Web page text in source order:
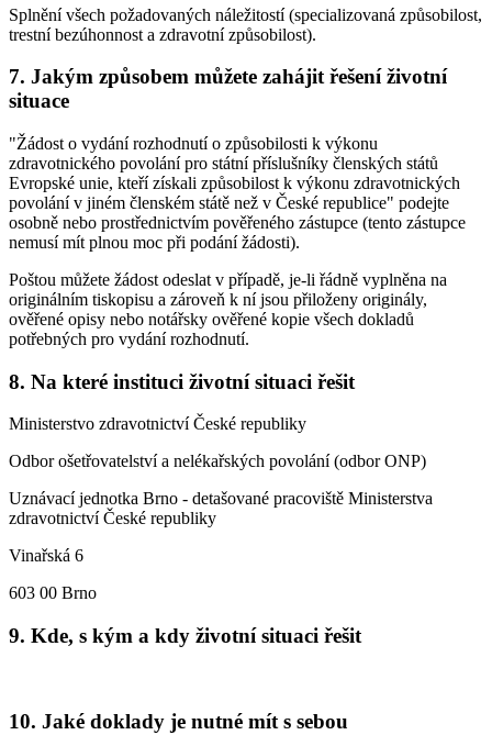
Splnění všech požadovaných náležitostí (specializovaná způsobilost,
trestní bezúhonnost a zdravotní způsobilost).
7. Jakým způsobem můžete zahájit řešení životní
situace
"Žádost o vydání rozhodnutí o způsobilosti k výkonu
zdravotnického povolání pro státní příslušníky členských států
Evropské unie, kteří získali způsobilost k výkonu zdravotnických
povolání v jiném členském státě než v České republice" podejte
osobně nebo prostřednictvím pověřeného zástupce (tento zástupce
nemusí mít plnou moc při podání žádosti).
Poštou můžete žádost odeslat v případě, je-li řádně vyplněna na
originálním tiskopisu a zároveň k ní jsou přiloženy originály,
ověřené opisy nebo notářsky ověřené kopie všech dokladů
potřebných pro vydání rozhodnutí.
8. Na které instituci životní situaci řešit
Ministerstvo zdravotnictví České republiky
Odbor ošetřovatelství a nelékařských povolání (odbor ONP)
Uznávací jednotka Brno - detašované pracoviště Ministerstva
zdravotnictví České republiky
Vinařská 6
603 00 Brno
9. Kde, s kým a kdy životní situaci řešit
10. Jaké doklady je nutné mít s sebou